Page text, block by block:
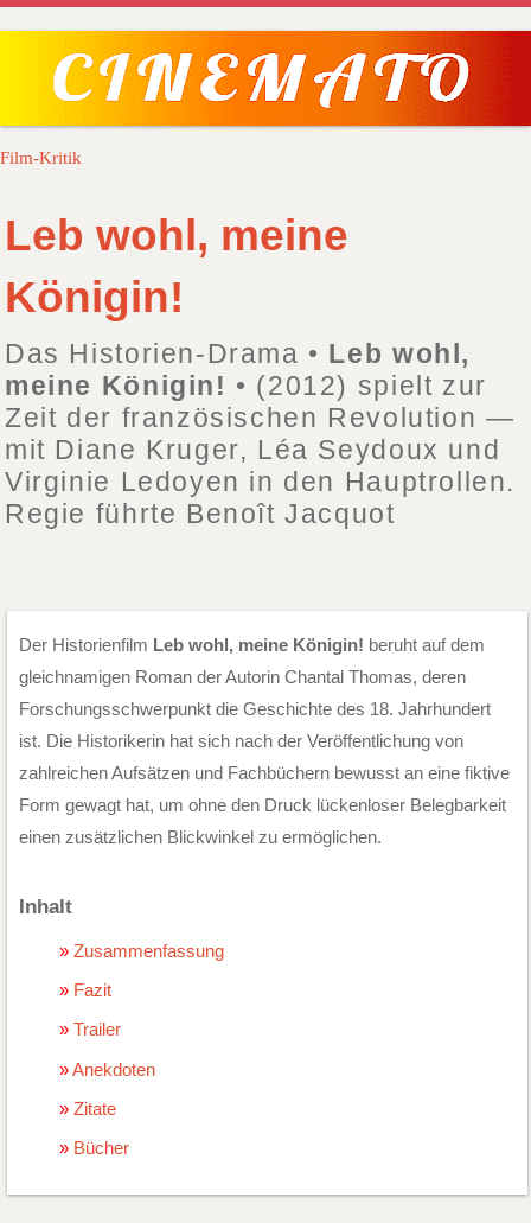
Film-Kritik
Leb wohl, meine
Königin!
Das Historien-Drama • Leb wohl,
meine Königin! • (2012) spielt zur
Zeit der französischen Revolution —
mit Diane Kruger, Léa Seydoux und
Virginie Ledoyen in den Hauptrollen.
Regie führte Benoît Jacquot
Der Historienfilm Leb wohl, meine Königin! beruht auf dem
gleichnamigen Roman der Autorin Chantal Thomas, deren
Forschungsschwerpunkt die Geschichte des 18. Jahrhundert
ist. Die Historikerin hat sich nach der Veröffentlichung von
zahlreichen Aufsätzen und Fachbüchern bewusst an eine fiktive
Form gewagt hat, um ohne den Druck lückenloser Belegbarkeit
einen zusätzlichen Blickwinkel zu ermöglichen.
Inhalt
Zusammenfassung
Fazit
Trailer
Anekdoten
Zitate
Bücher